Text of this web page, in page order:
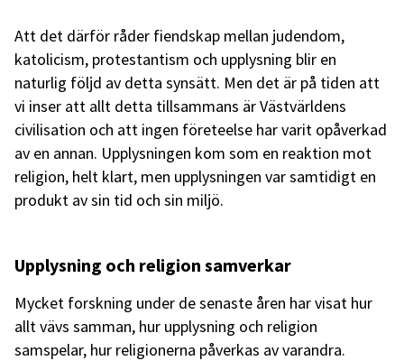
Att det därför råder fiendskap mellan judendom,
katolicism, protestantism och upplysning blir en
naturlig följd av detta synsätt. Men det är på tiden att
vi inser att allt detta tillsammans är Västvärldens
civilisation och att ingen företeelse har varit opåverkad
av en annan. Upplysningen kom som en reaktion mot
religion, helt klart, men upplysningen var samtidigt en
produkt av sin tid och sin miljö.
Upplysning och religion samverkar
Mycket forskning under de senaste åren har visat hur
allt vävs samman, hur upplysning och religion
samspelar, hur religionerna påverkas av varandra.